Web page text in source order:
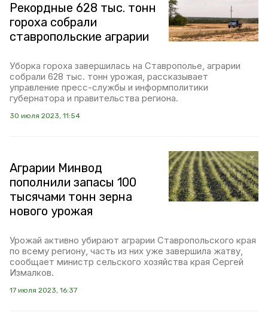
Рекордные 628 тыс. тонн
гороха собрали
ставропольские аграрии
Уборка гороха завершилась на Ставрополье, аграрии
собрали 628 тыс. тонн урожая, рассказывает
управление пресс-службы и информполитики
губернатора и правительства региона.
30 июля 2023, 11:54
Аграрии Минвод
пополнили запасы 100
тысячами тонн зерна
нового урожая
Урожай активно убирают аграрии Ставропольского края
по всему региону, часть из них уже завершила жатву,
сообщает министр сельского хозяйства края Сергей
Измалков.
17 июля 2023, 16:37